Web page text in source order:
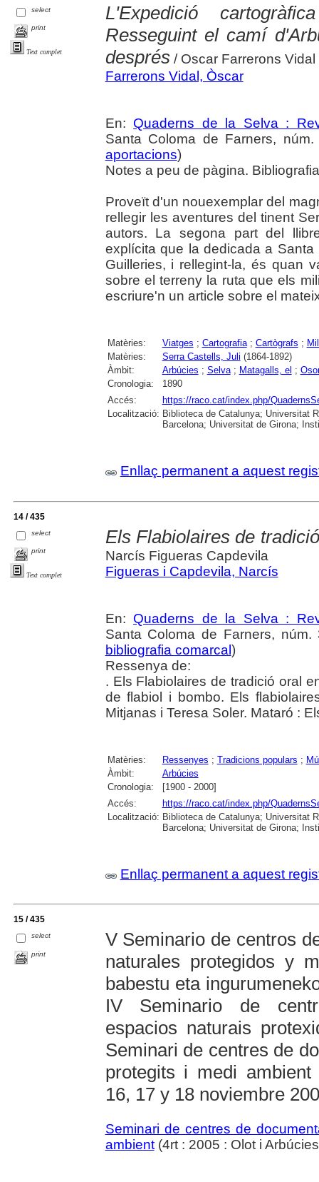
select
print
Text complet
L'Expedició
Resseguint el camí
després/ Oscar Farrerons Vidal
Farrerons Vidal, Òscar
En: Quaderns de la Selva :
Santa Coloma de Farners,
aportacions)
Notes a peu de pàgina.
Proveït d'un nouexemplar del
rellegir les aventures del tinent
autors. La segona part del
explícita que la dedicada a
Guilleries, i rellegint-la, és quan
sobre el terreny la ruta que els
escriure'n un article sobre el
Matèries: Viatges ; Cartografia; Cartògrafs ;
Matèries:
Serra Castells, Juli (1864-1892)
Àmbit:
Arbúcies ; Selva; Matagalls, el ;
Cronologia:
1890
Accés:
https://raco.cat/index.php/
Localització: Biblioteca de Catalunya; Universitat
Barcelona; Universitat de Girona;
Enllaç permanent a aquest
14 / 435
select
print
Text complet
Els Flabiolaires de
Narcís Figueras Capdevila
Figueras i Capdevila, Narcís
En: Quaderns de la Selva :
Santa Coloma de Farners,
bibliografia comarcal)
Ressenya de:
. Els Flabiolaires de tradició oral
de flabiol i bombo. Els
Mitjanas i Teresa Soler. Mataró :
Matèries: Ressenyes ; Tradicions populars ;
Àmbit:
Arbúcies
Cronologia:
[1900 - 2000]
Accés:
https://raco.cat/index.php/
Localització: Biblioteca de Catalunya; Universitat
Barcelona; Universitat de Girona;
Enllaç permanent a aquest
15 / 435
select
print
V Seminario de centros
naturales protegidos y
babestu eta
IV Seminario de
espacios naturais
Seminari de centres de
protegits i medi
16, 17 y 18 noviembre
Seminari de centres de
ambient(4rt : 2005 : Olot i